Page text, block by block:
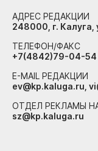
АДРЕС РЕДАКЦИИ
248000, г.
ТЕЛЕФОН/ФАКС
+7(4842)79-04-54
E-MAIL РЕДАКЦИИ
ev@kp.kaluga.ru,
ОТДЕЛ РЕКЛАМЫ
sz@kp.kaluga.ru